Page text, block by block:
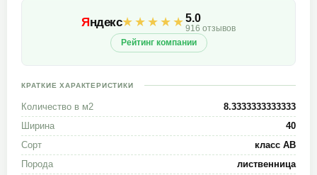
Яндекс★★★★★5.0
916 отзывов
Рейтинг компании
КРАТКИЕ ХАРАКТЕРИСТИКИ
Количество в м2
8.3333333333333
Ширина
40
Сорт
класс АВ
Порода
лиственница